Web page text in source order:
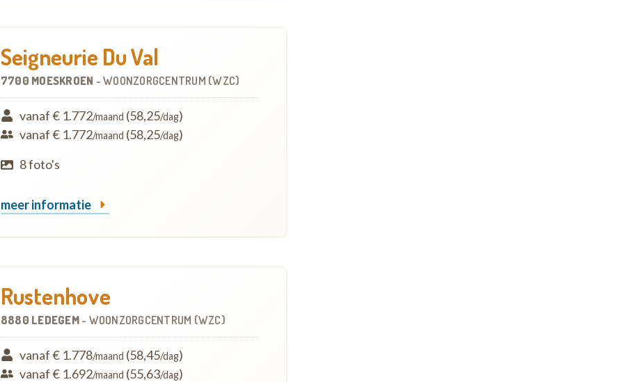
Seigneurie Du Val
7700 MOESKROEN -WOONZORGCENTRUM (WZC)
vanaf € 1.772/maand (58,25/dag)
vanaf € 1.772/maand (58,25/dag)
8 foto's
meer informatie
Rustenhove
8880 LEDEGEM - WOONZORGCENTRUM (WZC)
vanaf € 1.778/maand (58,45/dag)
vanaf € 1.692/maand (55,63/dag)